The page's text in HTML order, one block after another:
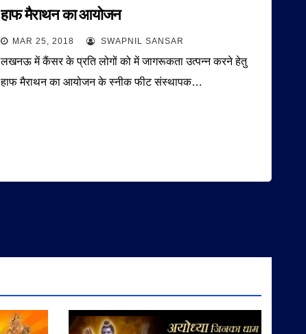
हाफ मैराथन का आयोजन
MAR 25, 2018 SWAPNIL SANSAR
लखनऊ में कैंसर के प्रति लोगों को में जागरूकता उत्पन्न करने हेतु
हाफ मैराथन का आयोजन के स्नीक फीट संस्थापक…